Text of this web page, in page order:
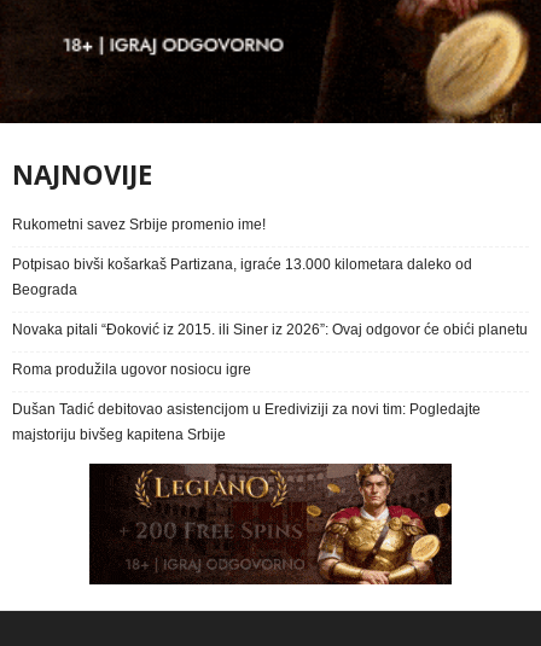
NAJNOVIJE
Rukometni savez Srbije promenio ime!
Potpisao bivši košarkaš Partizana, igraće 13.000 kilometara daleko od
Beograda
Novaka pitali “Đoković iz 2015. ili Siner iz 2026”: Ovaj odgovor će obići planetu
Roma produžila ugovor nosiocu igre
Dušan Tadić debitovao asistencijom u Erediviziji za novi tim: Pogledajte
majstoriju bivšeg kapitena Srbije